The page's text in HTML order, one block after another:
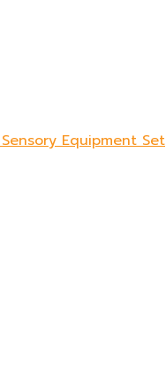
Equipment Set